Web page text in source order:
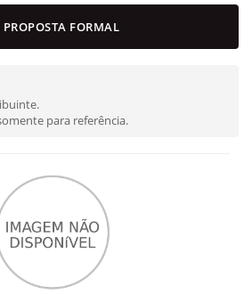
PROPOSTA FORMAL
para referência.